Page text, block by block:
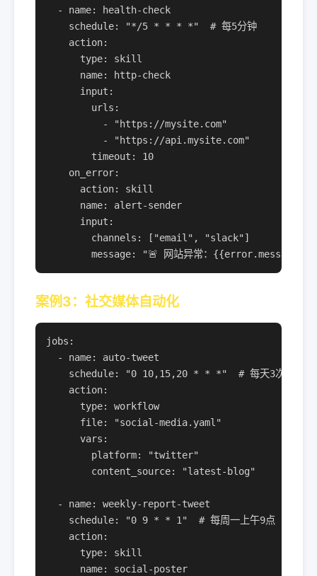
  - name: health-check
    schedule: "*/5 * * * *"  # 每5分钟
    action:
      type: skill
      name: http-check
      input:
        urls:
          - "https://mysite.com"
          - "https://api.mysite.com"
        timeout: 10
    on_error:
      action: skill
      name: alert-sender
      input:
        channels: ["email", "slack"]
        message: "🚨 网站异常：{{error.message}}"
案例3：社交媒体自动化
jobs:
  - name: auto-tweet
    schedule: "0 10,15,20 * * *"  # 每天3次
    action:
      type: workflow
      file: "social-media.yaml"
      vars:
        platform: "twitter"
        content_source: "latest-blog"
  - name: weekly-report-tweet
    schedule: "0 9 * * 1"  # 每周一上午9点
    action:
      type: skill
      name: social-poster